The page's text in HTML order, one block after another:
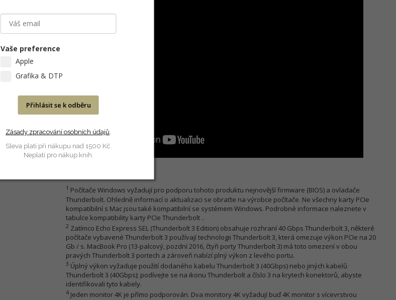
1 Počítače Windows vyžadují pro podporu tohoto produktu nejnovější firmware (BIOS) a ovladače
Thunderbolt. Ohledně informací o aktualizaci se obraťte na výrobce počítače. Ne všechny karty PCIe
kompatibilní s Mac jsou také kompatibilní se systémem Windows. Podrobné informace naleznete v
tabulce kompatibility karty PCIe Thunderbolt ..
2 Zatímco Echo Express SEL (Thunderbolt 3 Edition) obsahuje rozhraní 40 Gbps Thunderbolt 3, některé
počítače vybavené Thunderbolt 3 používají technologii Thunderbolt 3, která omezuje výkon PCIe na 20
Gb / s. MacBook Pro (13-palcový, pozdní 2016, čtyři porty Thunderbolt 3) má toto omezení v obou
pravých Thunderbolt 3 portech a zároveň nabízí plný výkon z levého portu.
3 Úplný výkon vyžaduje použití dodaného kabelu Thunderbolt 3 (40Gbps) nebo jiných kabelů
Thunderbolt 3 (40Gbps); podívejte se na ikonu Thunderbolt a číslo 3 na krytech konektorů, abyste
identifikovali tyto kabely.
4 Jeden monitor 4K je přímo podporován. Dva monitory 4K vyžadují buď 4K monitor s vícevrstvou
Vaše preference
Apple
Grafika & DTP
Přihlásit se k odběru
Zásady zpracování osobních údajů
Sleva platí při nákupu nad 1500 Kč.
Neplatí pro nákup knih.